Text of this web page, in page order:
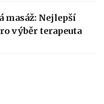
masáž: Nejlepší
výběr terapeuta